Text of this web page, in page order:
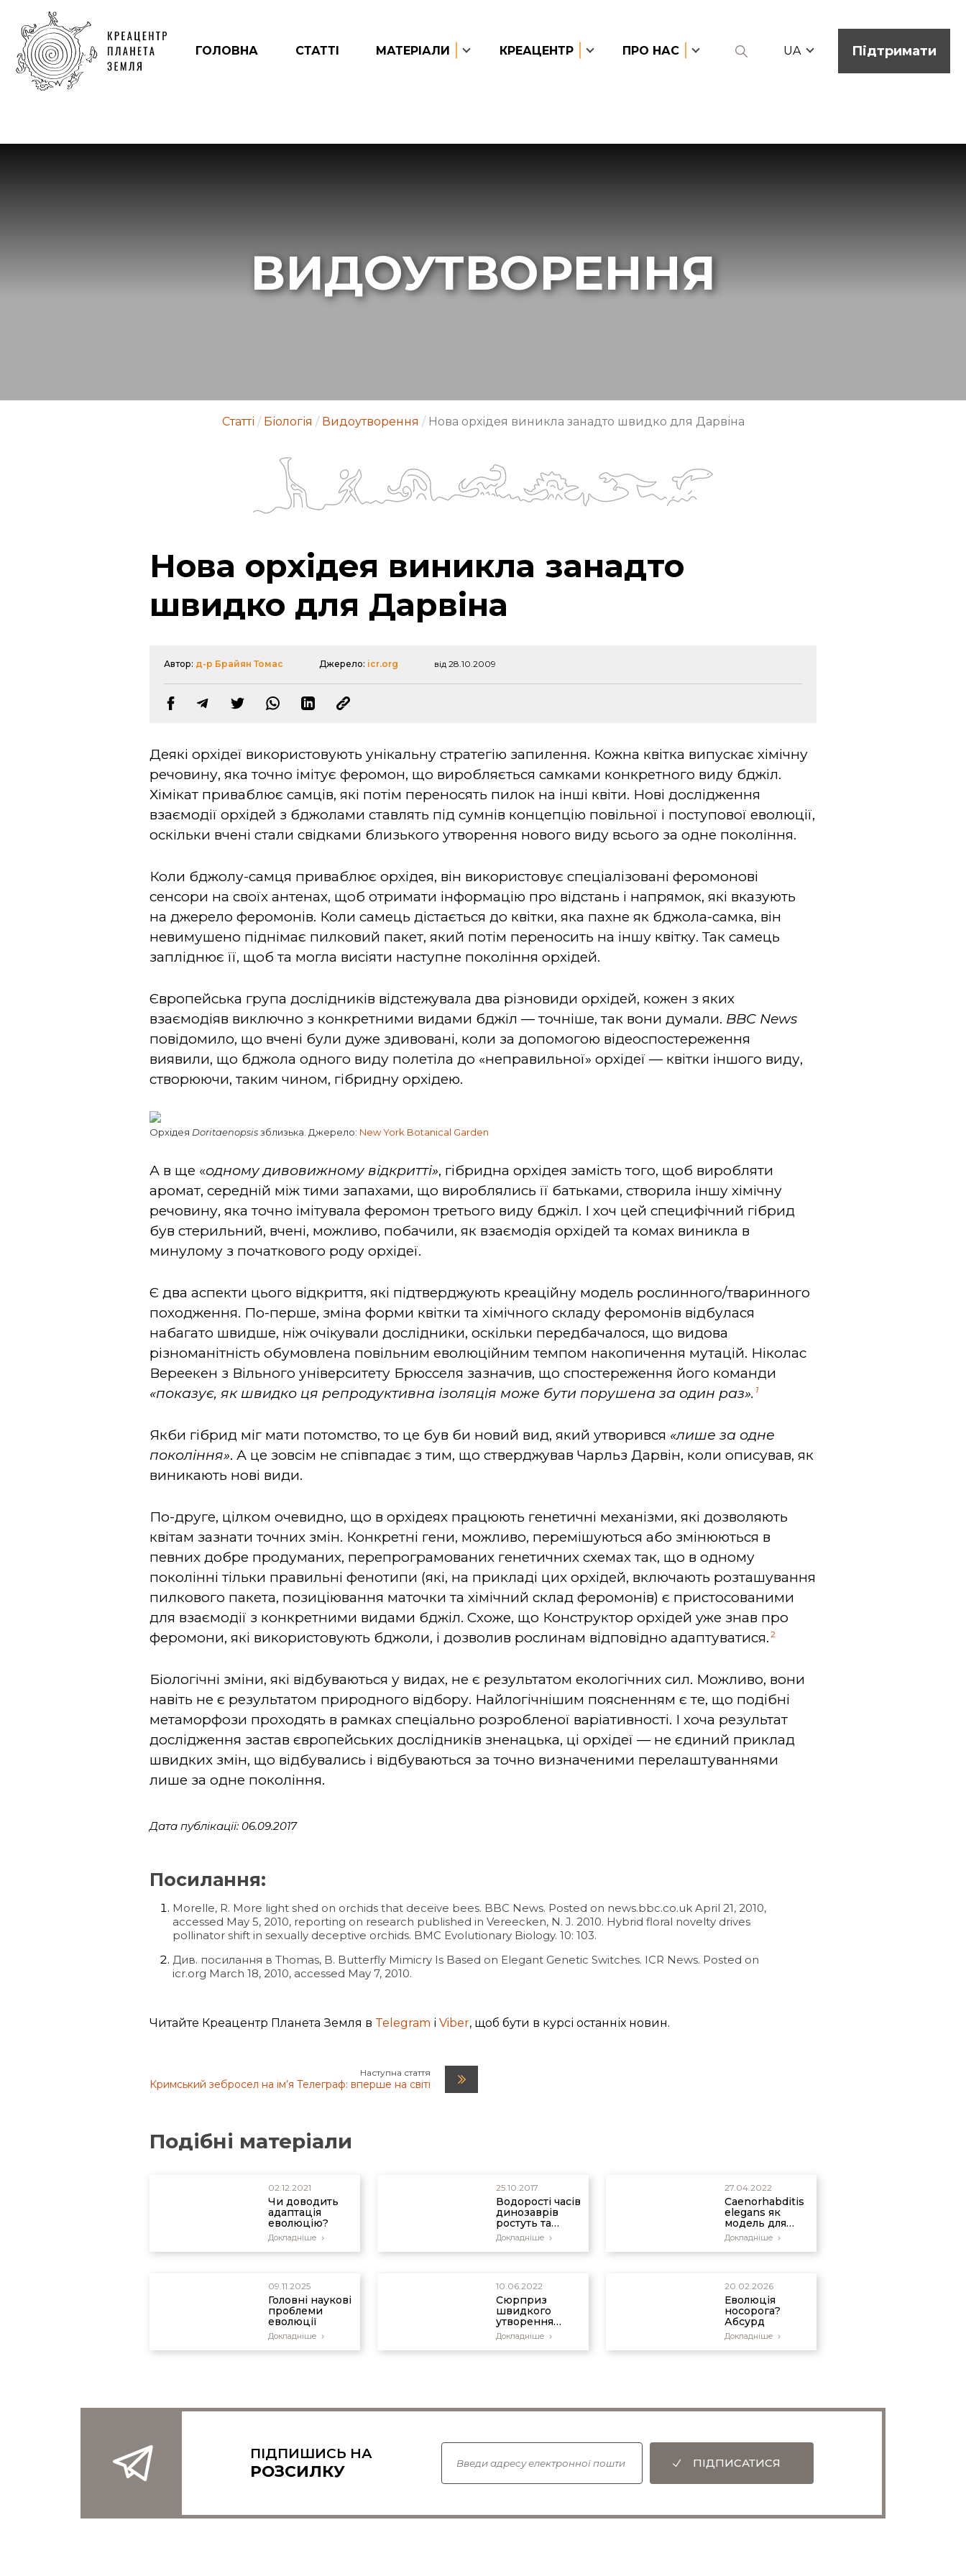
ГОЛОВНА СТАТТІ МАТЕРІАЛИ КРЕАЦЕНТР ПРО НАС UA Підтримати
ВИДОУТВОРЕННЯ
Статті / Біологія / Видоутворення / Нова орхідея виникла занадто швидко для Дарвіна
Нова орхідея виникла занадто
швидко для Дарвіна
Автор: д-р Брайян Томас Джерело: icr.org від 28.10.2009
Деякі орхідеї використовують унікальну стратегію запилення. Кожна квітка випускає хімічну
речовину, яка точно імітує феромон, що виробляється самками конкретного виду бджіл.
Хімікат приваблює самців, які потім переносять пилок на інші квіти. Нові дослідження
взаємодії орхідей з бджолами ставлять під сумнів концепцію повільної і поступової еволюції,
оскільки вчені стали свідками близького утворення нового виду всього за одне покоління.
Коли бджолу-самця приваблює орхідея, він використовує спеціалізовані феромонові
сенсори на своїх антенах, щоб отримати інформацію про відстань і напрямок, які вказують
на джерело феромонів. Коли самець дістається до квітки, яка пахне як бджола-самка, він
невимушено піднімає пилковий пакет, який потім переносить на іншу квітку. Так самець
запліднює її, щоб та могла висіяти наступне покоління орхідей.
Європейська група дослідників відстежувала два різновиди орхідей, кожен з яких
взаємодіяв виключно з конкретними видами бджіл — точніше, так вони думали. BBC News
повідомило, що вчені були дуже здивовані, коли за допомогою відеоспостереження
виявили, що бджола одного виду полетіла до «неправильної» орхідеї — квітки іншого виду,
створюючи, таким чином, гібридну орхідею.
Орхідея Doritaenopsisзблизька. Джерело: New York Botanical Garden
А в ще «одному дивовижному відкритті», гібридна орхідея замість того, щоб виробляти
аромат, середній між тими запахами, що вироблялись її батьками, створила іншу хімічну
речовину, яка точно імітувала феромон третього виду бджіл. І хоч цей специфічний гібрид
був стерильний, вчені, можливо, побачили, як взаємодія орхідей та комах виникла в
минулому з початкового роду орхідеї.
Є два аспекти цього відкриття, які підтверджують креаційну модель рослинного/тваринного
походження. По-перше, зміна форми квітки та хімічного складу феромонів відбулася
набагато швидше, ніж очікували дослідники, оскільки передбачалося, що видова
різноманітність обумовлена повільним еволюційним темпом накопичення мутацій. Ніколас
Вереекен з Вільного університету Брюсселя зазначив, що спостереження його команди
«показує, як швидко ця репродуктивна ізоляція може бути порушена за один раз». 1
Якби гібрид міг мати потомство, то це був би новий вид, який утворився «лише за одне
покоління». А це зовсім не співпадає з тим, що стверджував Чарльз Дарвін, коли описував, як
виникають нові види.
По-друге, цілком очевидно, що в орхідеях працюють генетичні механізми, які дозволяють
квітам зазнати точних змін. Конкретні гени, можливо, перемішуються або змінюються в
певних добре продуманих, перепрограмованих генетичних схемах так, що в одному
поколінні тільки правильні фенотипи (які, на прикладі цих орхідей, включають розташування
пилкового пакета, позиціювання маточки та хімічний склад феромонів) є пристосованими
для взаємодії з конкретними видами бджіл. Схоже, що Конструктор орхідей уже знав про
феромони, які використовують бджоли, і дозволив рослинам відповідно адаптуватися. 2
Біологічні зміни, які відбуваються у видах, не є результатом екологічних сил. Можливо, вони
навіть не є результатом природного відбору. Найлогічнішим поясненням є те, що подібні
метаморфози проходять в рамках спеціально розробленої варіативності. І хоча результат
дослідження застав європейських дослідників зненацька, ці орхідеї — не єдиний приклад
швидких змін, що відбувались і відбуваються за точно визначеними перелаштуваннями
лише за одне покоління.
Дата публікації: 06.09.2017
Посилання:
Morelle, R. More light shed on orchids that deceive bees. BBC News. Posted on news.bbc.co.uk April 21, 2010,
accessed May 5, 2010, reporting on research published in Vereecken, N. J. 2010. Hybrid floral novelty drives
pollinator shift in sexually deceptive orchids. BMC Evolutionary Biology. 10: 103.
Див. посилання в Thomas, B. Butterfly Mimicry Is Based on Elegant Genetic Switches. ICR News. Posted on
icr.org March 18, 2010, accessed May 7, 2010.
Читайте Креацентр Планета Земля в Telegram іViber, щоб бути в курсі останніх новин.
Наступна стаття
Кримський зебросел на ім’я Телеграф: вперше на світі
Подібні матеріали
02.12.2021
Чи доводить
адаптація
еволюцію?
Докладніше
25.10.2017
Водорості часів
динозаврів
ростуть та
процвітають в
наші дні
Докладніше
27.04.2022
Caenorhabditis
elegans як
модель для
розуміння ролі
епігенетичної
спадщини в
Докладніше
09.11.2025
Головні наукові
проблеми
еволюції
Докладніше
10.06.2022
Сюрприз
швидкого
утворення
видів
Докладніше
20.02.2026
Еволюція
носорога?
Абсурд
Докладніше
ПІДПИШИСЬ НА
РОЗСИЛКУ ПІДПИСАТИСЯ